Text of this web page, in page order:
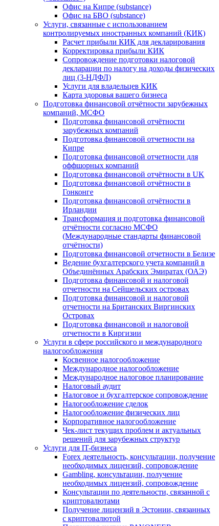
Офис на Кипре (substance)
Офис на БВО (substance)
Услуги, связанные с использованием
контролируемых иностранных компаний (КИК)
Расчет прибыли КИК для декларирования
Корректировка прибыли КИК
Сопровождение подготовки налоговой
декларации по налогу на доходы физических
лиц (3-НДФЛ)
Услуги для владельцев КИК
Карта здоровья вашего бизнеса
Подготовка финансовой отчётности зарубежных
компаний, МСФО
Подготовка финансовой отчётности
зарубежных компаний
Подготовка финансовой отчетности на
Кипре
Подготовка финансовой отчетности для
оффшорных компаний
Подготовка финансовой отчётности в UK
Подготовка финансовой отчётности в
Гонконге
Подготовка финансовой отчётности в
Ирландии
Трансформация и подготовка финансовой
отчётности согласно МСФО
(Международные стандарты финансовой
отчётности)
Подготовка финансовой отчетности в Белизе
Ведение бухгалтерского учета компаний в
Объединённых Арабских Эмиратах (ОАЭ)
Подготовка финансовой и налоговой
отчетности на Сейшельских островах
Подготовка финансовой и налоговой
отчетности на Британских Виргинских
Островах
Подготовка финансовой и налоговой
отчетности в Киргизии
Услуги в сфере российского и международного
налогообложения
Косвенное налогообложение
Международное налогообложение
Международное налоговое планирование
Налоговый аудит
Налоговое и бухгалтерское сопровождение
Налогообложение сделок
Налогообложение физических лиц
Корпоративное налогообложение
Чек-лист текущих проблем и актуальных
решений для зарубежных структур
Услуги для IT-бизнеса
Forex деятельность, консультации, получение
необходимых лицензий, сопровождение
Gambling, консультации, получение
необходимых лицензий, сопровождение
Консультации по деятельности, связанной с
криптовалютами
Получение лицензий в Эстонии, связанных
с криптовалютой